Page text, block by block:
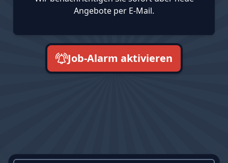
Angebote per E-Mail.
Job-Alarm aktivieren